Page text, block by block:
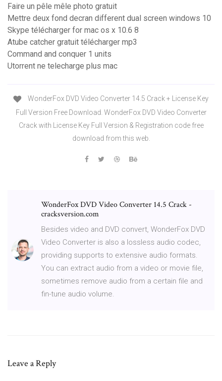
Faire un pêle mêle photo gratuit
Mettre deux fond decran different dual screen windows 10
Skype télécharger for mac os x 10.6 8
Atube catcher gratuit télécharger mp3
Command and conquer 1 units
Utorrent ne telecharge plus mac
WonderFox DVD Video Converter 14.5 Crack + License Key
Full Version Free Download. WonderFox DVD Video Converter
Crack with License Key Full Version & Registration code free
download from this web.
WonderFox DVD Video Converter 14.5 Crack -
cracksversion.com
Besides video and DVD convert, WonderFox DVD
Video Converter is also a lossless audio codec,
providing supports to extensive audio formats.
You can extract audio from a video or movie file,
sometimes remove audio from a certain file and
fin-tune audio volume.
Leave a Reply